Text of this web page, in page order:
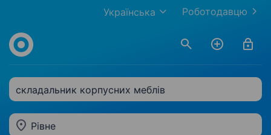
Роботодавцю
Українська
складальник корпусних меблів
Рівне